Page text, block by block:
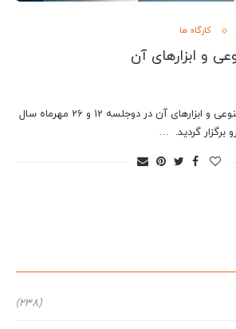
کارگاه ها
و ابزارهای آن
کارگاه حضوری هوش مصنوعی و ابزارهای آن در دوجلسه 12 و 26 مهرماه سال
(238)